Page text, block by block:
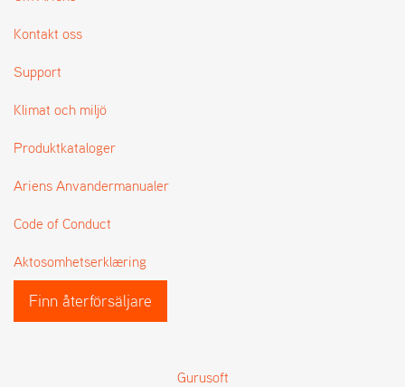
Kontakt oss
Support
Klimat och miljö
Produktkataloger
Ariens Anvandermanualer
Code of Conduct
Aktosomhetserklæring
Finn återförsäljare
Gurusoft